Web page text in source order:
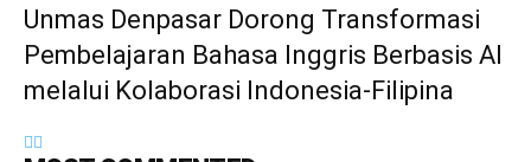
Unmas Denpasar Dorong Transformasi
Pembelajaran Bahasa Inggris Berbasis AI
melalui Kolaborasi Indonesia-Filipina